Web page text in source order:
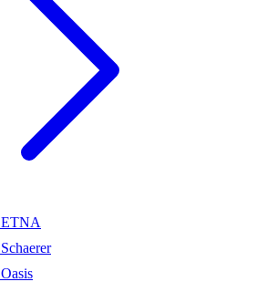
ETNA
Schaerer
Oasis